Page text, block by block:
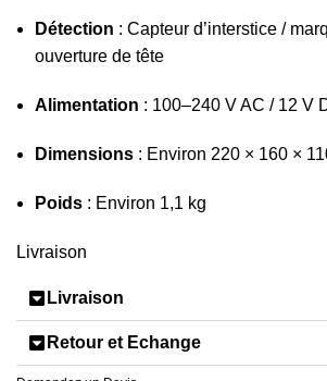
Détection : Capteur d’interstice /
ouverture de tête
Alimentation : 100–240 V AC / 12 V
Dimensions : Environ 220 × 160 ×
Poids : Environ 1,1 kg
Livraison
Livraison
Retour et Echange